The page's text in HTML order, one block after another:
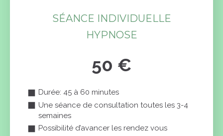
SÉANCE INDIVIDUELLE
HYPNOSE
50 €
Durée: 45 à 60 minutes
Une séance de consultation toutes les 3-4
semaines
Possibilité d’avancer les rendez vous